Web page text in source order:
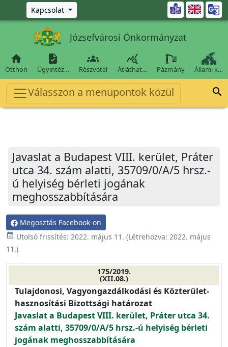
Ugrás a fő tartalomra
Kapcsolat 
Józsefvárosi Önkormányzat

Otthon

Ügyintéz…

Részvétel

Átláthat… Pázmány Állami k…
Válasszon a menüpontok közül 
Javaslat a Budapest VIII. kerület, Práter
utca 34. szám alatti, 35709/0/A/5 hrsz.-
ú helyiség bérleti jogának
meghosszabbítására
Megosztás Facebook-on
event_available Utolsó frissítés: 2022. május 11. (Létrehozva: 2022. május
11.)
175/2019.
(XII.08.)
Tulajdonosi, Vagyongazdálkodási és Közterület-
hasznosítási Bizottsági határozat
Javaslat a Budapest VIII. kerület, Práter utca 34.
szám alatti, 35709/0/A/5 hrsz.-ú helyiség bérleti
jogának meghosszabbítására